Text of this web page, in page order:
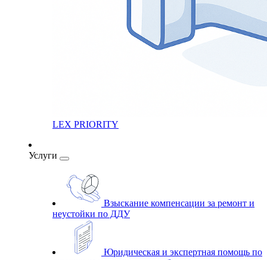
LEX PRIORITY
Услуги
Взыскание компенсации за ремонт и
неустойки по ДДУ
Юридическая и экспертная помощь по